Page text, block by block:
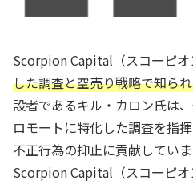
Scorpion Capital（スコーピオ
した調査と空売り戦略で知ら
設者であるキル・カロン氏は
ロモートに特化した調査を指
不正行為の抑止に貢献していま
Scorpion Capital（スコーピ